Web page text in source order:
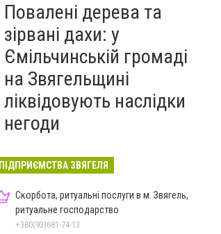
Повалені дерева та
зірвані дахи: у
Ємільчинській громаді
на Звягельщині
ліквідовують наслідки
негоди
ПІДПРИЄМСТВА ЗВЯГЕЛЯ
Скорбота, ритуальні послуги в м. Звягель,
ритуальне господарство
+380(93)681-74-13